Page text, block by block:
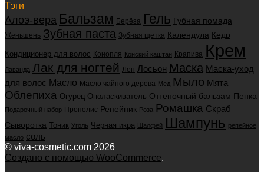
Тэги
Алоэ-вера Бальзам Берёза Гель Губная помада
Женьшень Зубная паста Зубная щетка Календула Кедр
Кондиционер для волос Конопля Конский каштан Крапива Крем
Лаванда Лак для ногтей Лен Лосьон Маска Маска-уход
для волос Масло Масло чайного дерева Мед Мыло Мята
Облепиха Огурец Ополаскиватель Оттеночный бальзам Пенка
Подарочный набор Прополис Репейник Роза Ромашка Скраб
Сыворотка Тоник Уголь Черная икра Шалфей Шампунь репейное
масло соль
© viva-cosmetic.com 2026
Создано с помощью WooCommerce.